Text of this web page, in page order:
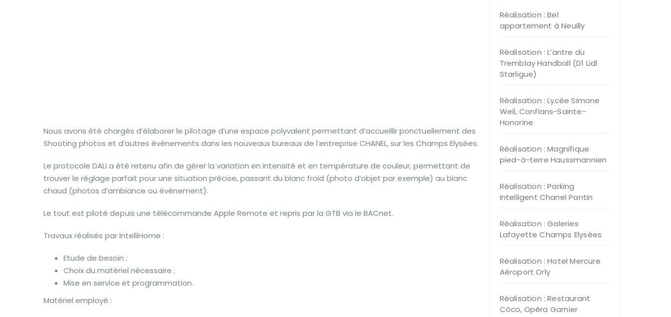
Nous avons été chargés d’élaborer le pilotage d’une espace polyvalent permettant d’accueillir ponctuellement des
Shooting photos et d’autres événements dans les nouveaux bureaux de l’entreprise CHANEL, sur les Champs Elysées.
Le protocole DALI a été retenu afin de gérer la variation en intensité et en température de couleur, permettant de
trouver le réglage parfait pour une situation précise, passant du blanc froid (photo d’objet par exemple) au blanc
chaud (photos d’ambiance ou événement).
Le tout est piloté depuis une télécommande Apple Remote et repris par la GTB via le BACnet.
Travaux réalisés par IntelliHome :
Etude de besoin ;
Choix du matériel nécessaire ;
Mise en service et programmation.
Matériel employé :
Réalisation : Bel
appartement à Neuilly
Réalisation : L’antre du
Tremblay Handball (D1 Lidl
Starligue)
Réalisation : Lycée Simone
Weil, Conflans-Sainte-
Honorine
Réalisation : Magnifique
pied-à-terre Haussmannien
Réalisation : Parking
intelligent Chanel Pantin
Réalisation : Galeries
Lafayette Champs Elysées
Réalisation : Hotel Mercure
Aéroport Orly
Réalisation : Restaurant
Côco, Opéra Garnier